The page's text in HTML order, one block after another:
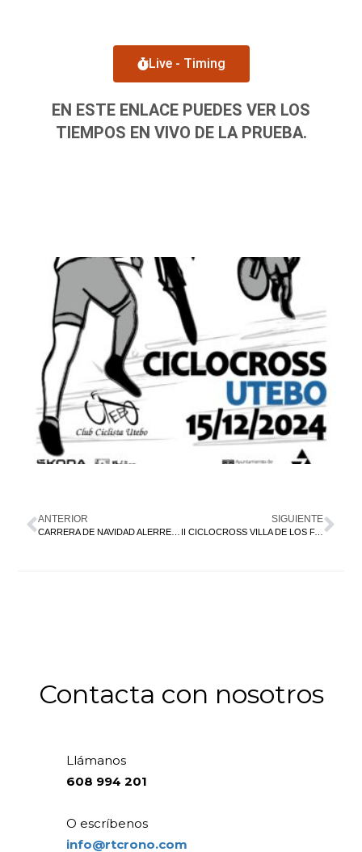
Live - Timing
EN ESTE ENLACE PUEDES VER LOS
TIEMPOS EN VIVO DE LA PRUEBA.
ANTERIOR SIGUIENTE
II CICLOCROSS VILLA DE LOS FAYOS
Contacta con nosotros
Llámanos
608 994 201
O escríbenos
info@rtcrono.com